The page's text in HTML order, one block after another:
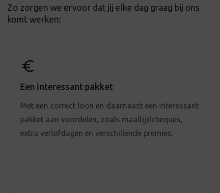
Zo zorgen we ervoor dat jij elke dag graag bij ons
komt werken:
Een interessant pakket
Met een correct loon en daarnaast een interessant
pakket aan voordelen, zoals maaltijdcheques,
extra verlofdagen en verschillende premies.